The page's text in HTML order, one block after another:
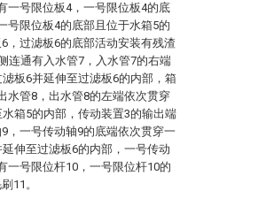
一号限位板4，一号限位板4的底
号限位板4的底部且位于水箱5的
，过滤板6的底部活动安装有残渣
连通有入水管7，入水管7的右端
板6并延伸至过滤板6的内部，箱
水管8，出水管8的左端依次贯穿
箱5的内部，传动装置3的输出端
，一号传动轴9的底端依次贯穿一
伸至过滤板6的内部，一号传动
一号限位杆10，一号限位杆10的
11。